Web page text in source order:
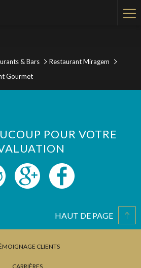
& Bars
Restaurant Miragem
Gourmet
POUR VOTRE
HAUT DE PAGE
CLIENTS
CARRIÈRES